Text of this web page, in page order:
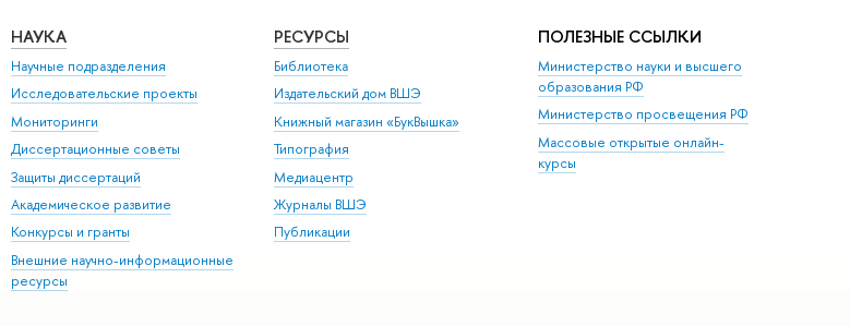
НАУКА
Научные подразделения
Исследовательские проекты
Мониторинги
Диссертационные советы
Защиты диссертаций
Академическое развитие
Конкурсы и гранты
Внешние научно-информационные
ресурсы
РЕСУРСЫ
Библиотека
Издательский дом ВШЭ
Книжный магазин «БукВышка»
Типография
Медиацентр
Журналы ВШЭ
Публикации
ПОЛЕЗНЫЕ ССЫЛКИ
Министерство науки и высшего
образования РФ
Министерство просвещения РФ
Массовые открытые онлайн-
курсы